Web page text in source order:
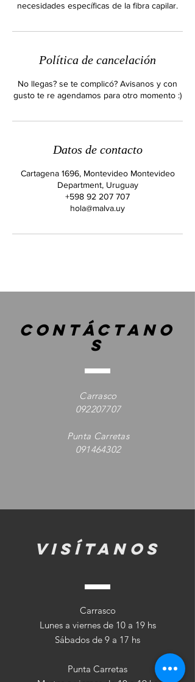
necesidades específicas de la fibra capilar.
Política de cancelación
No llegas? se te complicó? Avisanos y con
gusto te re agendamos para otro momento :)
Datos de contacto
Cartagena 1696, Montevideo Montevideo
Department, Uruguay
+598 92 207 707
hola@malva.uy
contáctano
s
Carrasco
092207707
Punta Carretas
091464302
visítanos
Carrasco
Lunes a viernes de 10 a 19 hs
Sábados de 9 a 17 hs
Punta Carretas